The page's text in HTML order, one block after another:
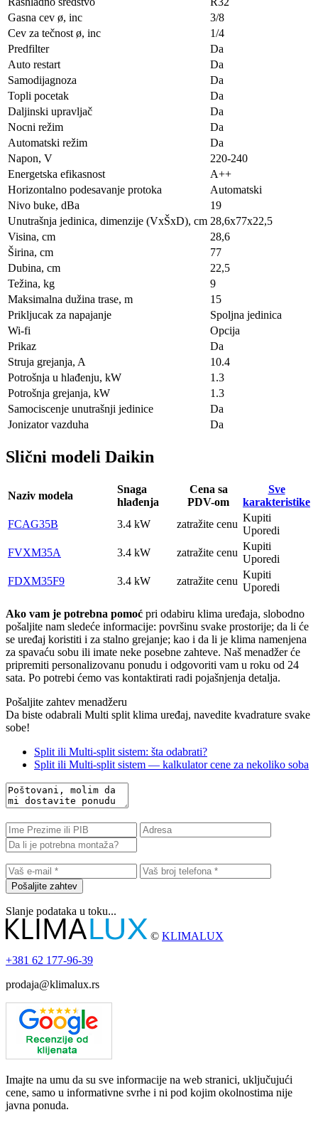
Gasna cev ø, inc
3/8
Cev za tečnost ø, inc
1/4
Predfilter
Da
Auto restart
Da
Samodijagnoza
Da
Topli pocetak
Da
Daljinski upravljač
Da
Nocni režim
Da
Automatski režim
Da
Napon, V
220-240
Energetska efikasnost
A++
Horizontalno podesavanje protoka
Automatski
Nivo buke, dBa
19
Unutrašnja jedinica, dimenzije (VxŠxD), сm 28,6x77x22,5
Visina, сm
28,6
Širina, сm
77
Dubina, сm
22,5
Težina, kg
9
Maksimalna dužina trase, m
15
Prikljucak za napajanje
Spoljna jedinica
Wi-fi
Opcija
Prikaz
Da
Struja grejanja, A
10.4
Potrošnja u hlađenju, kW
1.3
Potrošnja grejanja, kW
1.3
Samociscenje unutrašnji jedinice
Da
Jonizator vazduha
Da
Slični modeli Daikin
Naziv modela
Snaga
hlađenja
Cena sa
PDV-om
Sve
karakteristike
FCAG35B
3.4 kW zatražite cenu
Kupiti
Uporedi
FVXM35A
3.4 kW zatražite cenu
Kupiti
Uporedi
FDXM35F9
3.4 kW zatražite cenu
Kupiti
Uporedi
Ako vam je potrebna pomoć pri odabiru klima uređaja, slobodno
pošaljite nam sledeće informacije: površinu svake prostorije; da li će
se uređaj koristiti i za stalno grejanje; kao i da li je klima namenjena
za spavaću sobu ili imate neke posebne zahteve. Naš menadžer će
pripremiti personalizovanu ponudu i odgovoriti vam u roku od 24
sata. Po potrebi ćemo vas kontaktirati radi pojašnjenja detalja.
Pošaljite zahtev menadžeru
Da biste odabrali Multi split klima uređaj, navedite kvadrature svake
sobe!
Split ili Multi-split sistem: šta odabrati?
Split ili Multi-split sistem — kalkulator cene za nekoliko soba
Pošaljite zahtev
Slanje podataka u toku...
© KLIMALUX
+381 62 177-96-39
prodaja@klimalux.rs
Imajte na umu da su sve informacije na web stranici, uključujući
cene, samo u informativne svrhe i ni pod kojim okolnostima nije
javna ponuda.